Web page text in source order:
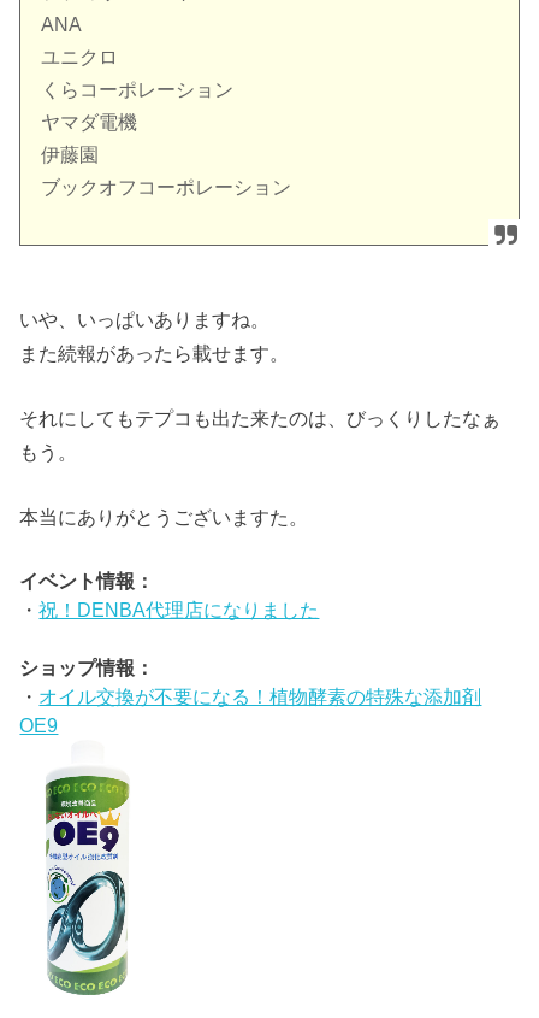
ANA
ユニクロ
くらコーポレーション
ヤマダ電機
伊藤園
ブックオフコーポレーション
いや、いっぱいありますね。
また続報があったら載せます。
それにしてもテプコも出た来たのは、びっくりしたなぁ
もう。
本当にありがとうございますた。
イベント情報：
・祝！DENBA代理店になりました
ショップ情報：
・ オイル交換が不要になる！植物酵素の特殊な添加剤
OE9